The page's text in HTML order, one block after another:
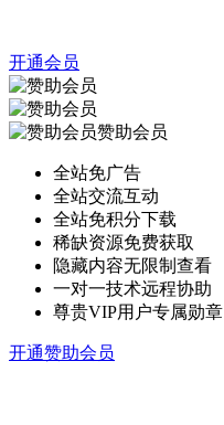
开通会员
赞助会员
全站免广告
全站交流互动
全站免积分下载
稀缺资源免费获取
隐藏内容无限制查看
一对一技术远程协助
尊贵VIP用户专属勋章
开通赞助会员